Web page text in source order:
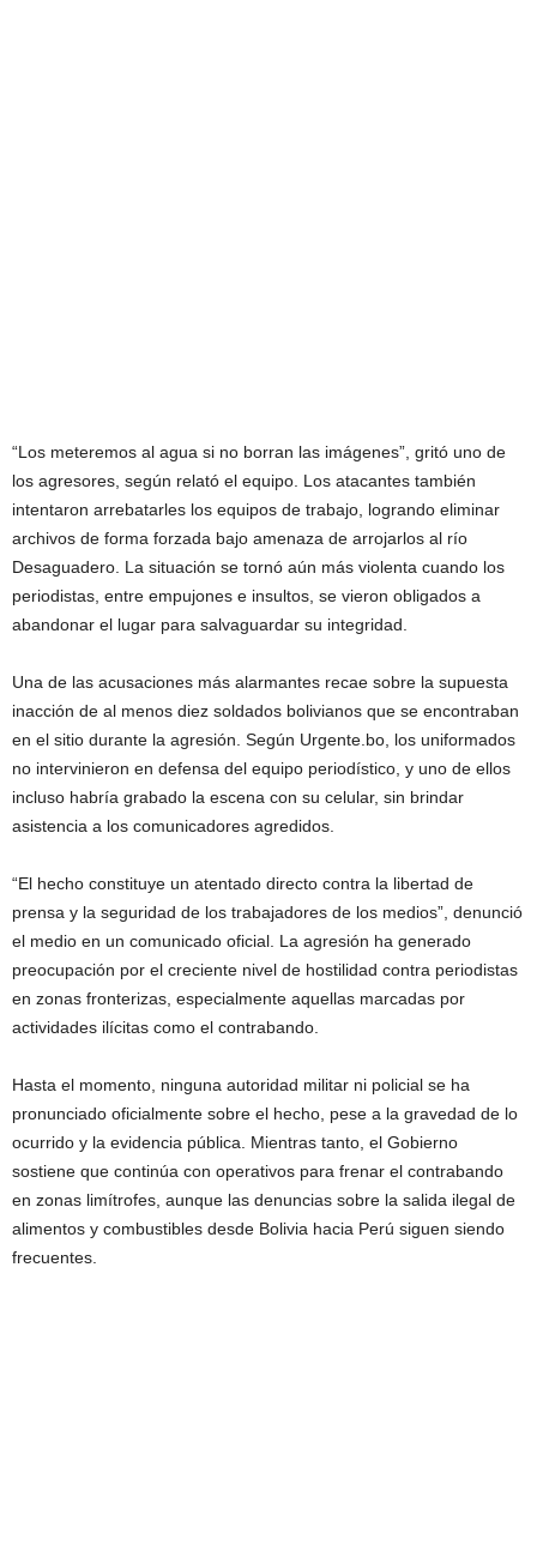
“Los meteremos al agua si no borran las imágenes”, gritó uno de
los agresores, según relató el equipo. Los atacantes también
intentaron arrebatarles los equipos de trabajo, logrando eliminar
archivos de forma forzada bajo amenaza de arrojarlos al río
Desaguadero. La situación se tornó aún más violenta cuando los
periodistas, entre empujones e insultos, se vieron obligados a
abandonar el lugar para salvaguardar su integridad.
Una de las acusaciones más alarmantes recae sobre la supuesta
inacción de al menos diez soldados bolivianos que se encontraban
en el sitio durante la agresión. Según Urgente.bo, los uniformados
no intervinieron en defensa del equipo periodístico, y uno de ellos
incluso habría grabado la escena con su celular, sin brindar
asistencia a los comunicadores agredidos.
“El hecho constituye un atentado directo contra la libertad de
prensa y la seguridad de los trabajadores de los medios”, denunció
el medio en un comunicado oficial. La agresión ha generado
preocupación por el creciente nivel de hostilidad contra periodistas
en zonas fronterizas, especialmente aquellas marcadas por
actividades ilícitas como el contrabando.
Hasta el momento, ninguna autoridad militar ni policial se ha
pronunciado oficialmente sobre el hecho, pese a la gravedad de lo
ocurrido y la evidencia pública. Mientras tanto, el Gobierno
sostiene que continúa con operativos para frenar el contrabando
en zonas limítrofes, aunque las denuncias sobre la salida ilegal de
alimentos y combustibles desde Bolivia hacia Perú siguen siendo
frecuentes.